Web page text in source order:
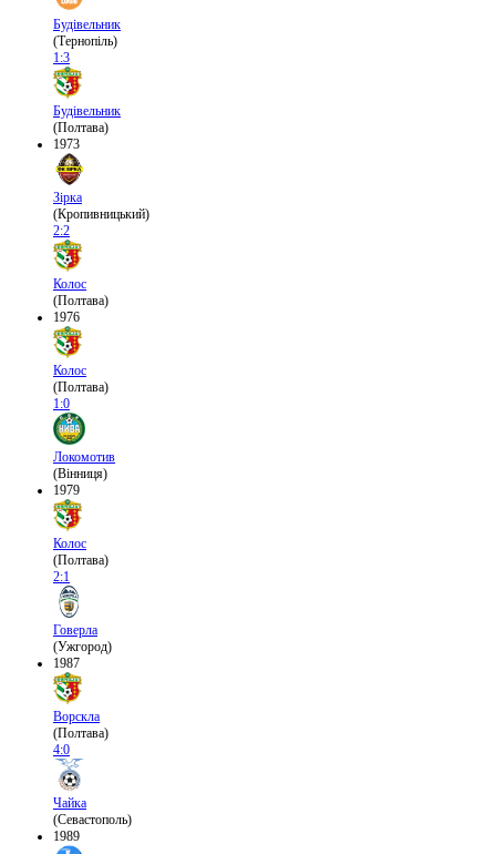
Будівельник
(Тернопіль)
1:3
Будівельник
(Полтава)
1973
Зірка
(Кропивницький)
2:2
Колос
(Полтава)
1976
Колос
(Полтава)
1:0
Локомотив
(Вінниця)
1979
Колос
(Полтава)
2:1
Говерла
(Ужгород)
1987
Ворскла
(Полтава)
4:0
Чайка
(Севастополь)
1989